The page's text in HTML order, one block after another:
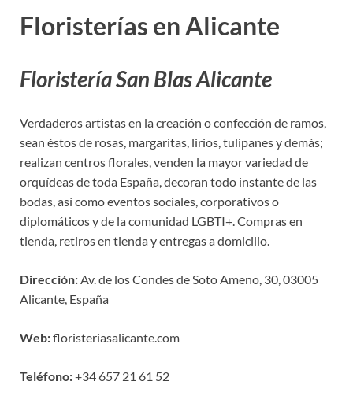
Floristerías en Alicante
Floristería San Blas Alicante
Verdaderos artistas en la creación o confección de ramos,
sean éstos de rosas, margaritas, lirios, tulipanes y demás;
realizan centros florales, venden la mayor variedad de
orquídeas de toda España, decoran todo instante de las
bodas, así como eventos sociales, corporativos o
diplomáticos y de la comunidad LGBTI+. Compras en
tienda, retiros en tienda y entregas a domicilio.
Dirección:Av. de los Condes de Soto Ameno, 30, 03005
Alicante, España
Web:floristeriasalicante.com
Teléfono:+34 657 21 61 52